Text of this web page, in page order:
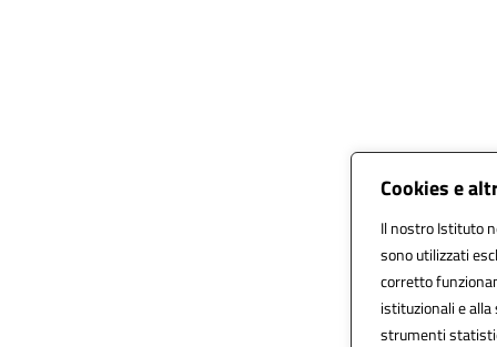
Cookies e
Il nostro Istituto
sono utilizzati
corretto
istituzionali e
strumenti